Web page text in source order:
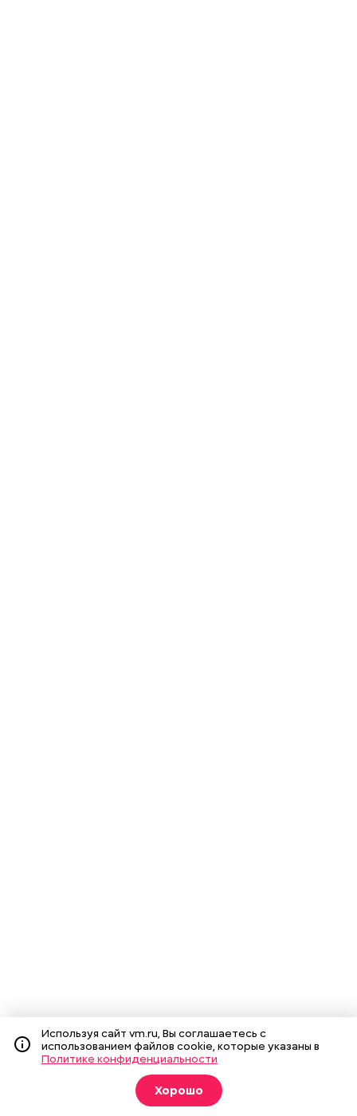
Используя сайт vm.ru, Вы соглашаетесь с
использованием файлов cookie, которые указаны в
Политике конфиденциальности
Хорошо